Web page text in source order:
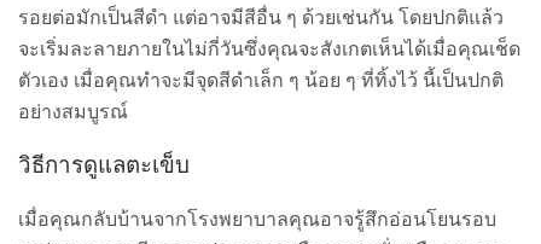
รอยต่อมักเป็นสีดำ แต่อาจมีสีอื่น ๆ ด้วยเช่นกัน โดยปกติแล้ว
จะเริ่มละลายภายในไม่กี่วันซึ่งคุณจะสังเกตเห็นได้เมื่อคุณเช็ด
ตัวเอง เมื่อคุณทำจะมีจุดสีดำเล็ก ๆ น้อย ๆ ที่ทิ้งไว้ นี้เป็นปกติ
อย่างสมบูรณ์
วิธีการดูแลตะเข็บ
เมื่อคุณกลับบ้านจากโรงพยาบาลคุณอาจรู้สึกอ่อนโยนรอบ